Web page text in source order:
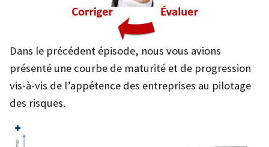
Dans le précédent épisode, nous vous avions
présenté une courbe de maturité et de progression
vis-à-vis de l’appétence des entreprises au pilotage
des risques.